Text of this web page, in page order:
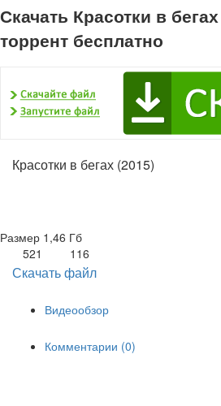
Скачать Красотки в
торрент бесплатно
Красотки в бегах (2015)
Размер 1,46 Гб
521
116
Скачать файл
Видеообзор
Комментарии (0)